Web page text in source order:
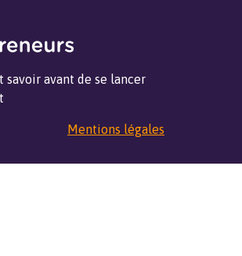
avant de se lancer
Mentions légales